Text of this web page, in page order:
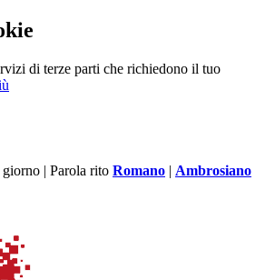
di terze parti che richiedono il tuo
giorno | Parola rito Romano | Ambrosiano